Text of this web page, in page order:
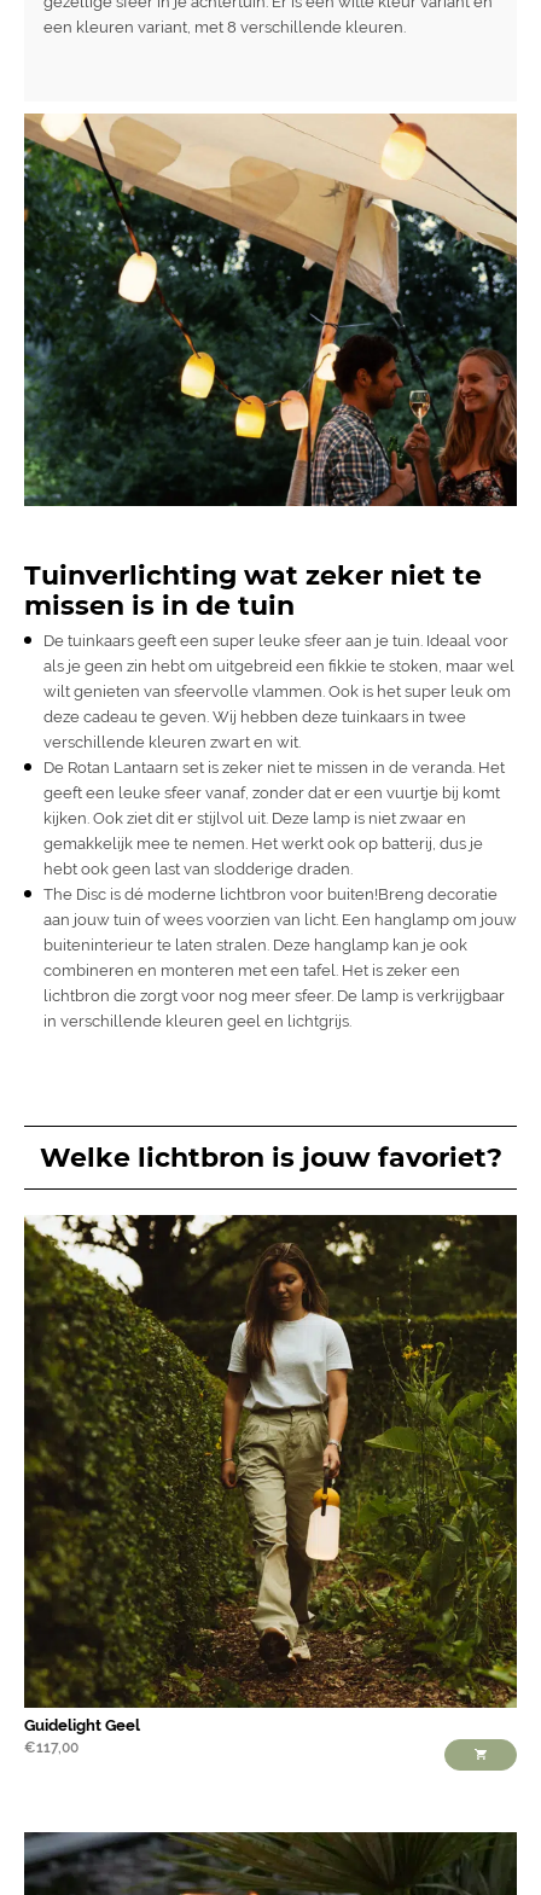
een kleuren variant, met 8 verschillende kleuren.
Tuinverlichting wat zeker niet te
missen is in de tuin
De tuinkaars geeft een super leuke sfeer aan je tuin. Ideaal voor
als je geen zin hebt om uitgebreid een fikkie te stoken, maar wel
wilt genieten van sfeervolle vlammen. Ook is het super leuk om
deze cadeau te geven. Wij hebben deze tuinkaars in twee
verschillende kleuren zwart en wit.
De Rotan Lantaarn set is zeker niet te missen in de veranda. Het
geeft een leuke sfeer vanaf, zonder dat er een vuurtje bij komt
kijken. Ook ziet dit er stijlvol uit. Deze lamp is niet zwaar en
gemakkelijk mee te nemen. Het werkt ook op batterij, dus je
hebt ook geen last van slodderige draden.
The Disc is dé moderne lichtbron voor buiten!Breng decoratie
aan jouw tuin of wees voorzien van licht. Een hanglamp om jouw
buiteninterieur te laten stralen. Deze hanglamp kan je ook
combineren en monteren met een tafel. Het is zeker een
lichtbron die zorgt voor nog meer sfeer. De lamp is verkrijgbaar
in verschillende kleuren geel en lichtgrijs.
Welke lichtbron is jouw favoriet?
Guidelight Geel
€117,00